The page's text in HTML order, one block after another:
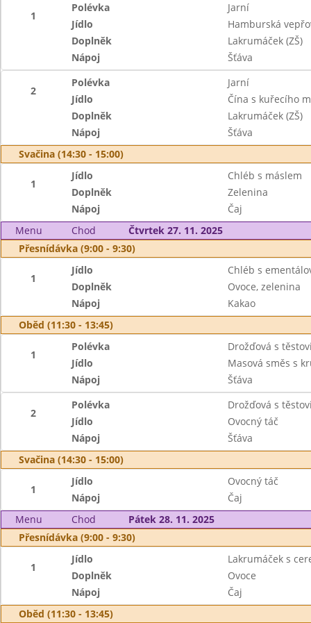
1
Polévka
Jarní
Jídlo
Hamburská
Doplněk
Lakrumáček (ZŠ)
Nápoj
Šťáva
2
Polévka
Jarní
Jídlo
Čína s kuřecího
Doplněk
Lakrumáček (ZŠ)
Nápoj
Šťáva
Svačina (14:30 - 15:00)
1
Jídlo
Chléb s máslem
Doplněk
Zelenina
Nápoj
Čaj
Menu
Chod
Čtvrtek 27. 11. 2025
Přesnídávka (9:00 - 9:30)
1
Jídlo
Chléb s
Doplněk
Ovoce, zelenina
Nápoj
Kakao
Oběd (11:30 - 13:45)
1
Polévka
Drožďová s
Jídlo
Masová směs s
Nápoj
Šťáva
2
Polévka
Drožďová s
Jídlo
Ovocný táč
Nápoj
Šťáva
Svačina (14:30 - 15:00)
1
Jídlo
Ovocný táč
Nápoj
Čaj
Menu
Chod
Pátek 28. 11. 2025
Přesnídávka (9:00 - 9:30)
1
Jídlo
Lakrumáček s
Doplněk
Ovoce
Nápoj
Čaj
Oběd (11:30 - 13:45)